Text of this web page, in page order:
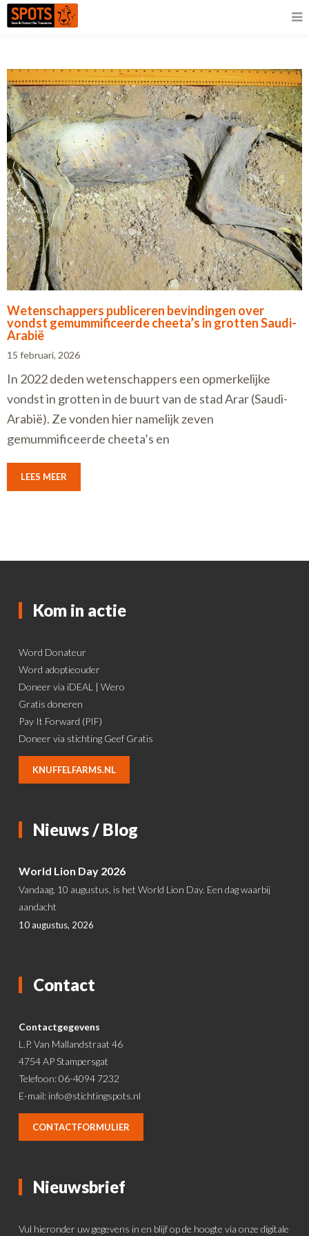
Wetenschappers publiceren bevindingen over
vondst gemummificeerde cheeta’s in grotten Saudi-
Arabië
15 februari, 2026
In 2022 deden wetenschappers een opmerkelijke
vondst in grotten in de buurt van de stad Arar (Saudi-
Arabië). Ze vonden hier namelijk zeven
gemummificeerde cheeta’s en
LEES MEER
Kom in actie
Word Donateur
Word adoptieouder
Doneer via iDEAL | Wero
Gratis doneren
Pay It Forward (PIF)
Doneer via stichting Geef Gratis
KNUFFELFARMS.NL
Nieuws / Blog
World Lion Day 2026
Vandaag, 10 augustus, is het World Lion Day. Een dag waarbij
aandacht
10 augustus, 2026
Contact
Contactgegevens
L.P. Van Mallandstraat 46
4754 AP Stampersgat
Telefoon: 06-4094 7232
E-mail: info@stichtingspots.nl
CONTACTFORMULIER
Nieuwsbrief
Vul hieronder uw gegevens in en blijf op de hoogte via onze digitale